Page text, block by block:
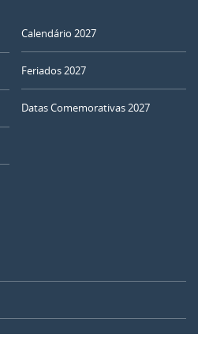
Calendário 2027
Feriados 2027
Datas Comemorativas 2027